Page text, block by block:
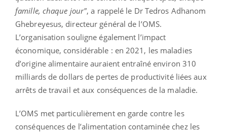
famille, chaque jour", a rappelé le Dr Tedros Adhanom
Ghebreyesus, directeur général de l’OMS.
L’organisation souligne également l’impact
économique, considérable : en 2021, les maladies
d’origine alimentaire auraient entraîné environ 310
milliards de dollars de pertes de productivité liées aux
arrêts de travail et aux conséquences de la maladie.
L’OMS met particulièrement en garde contre les
conséquences de l’alimentation contaminée chez les